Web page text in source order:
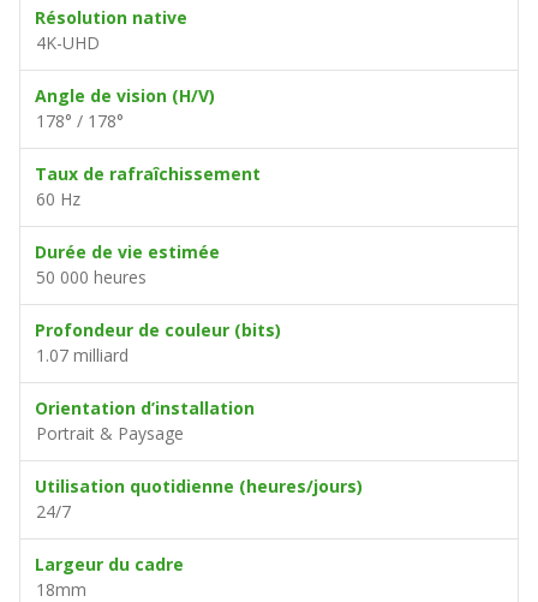
Résolution native
4K-UHD
Angle de vision (H/V)
178° / 178°
Taux de rafraîchissement
60 Hz
Durée de vie estimée
50 000 heures
Profondeur de couleur (bits)
1.07 milliard
Orientation d’installation
Portrait & Paysage
Utilisation quotidienne (heures/jours)
24/7
Largeur du cadre
18mm